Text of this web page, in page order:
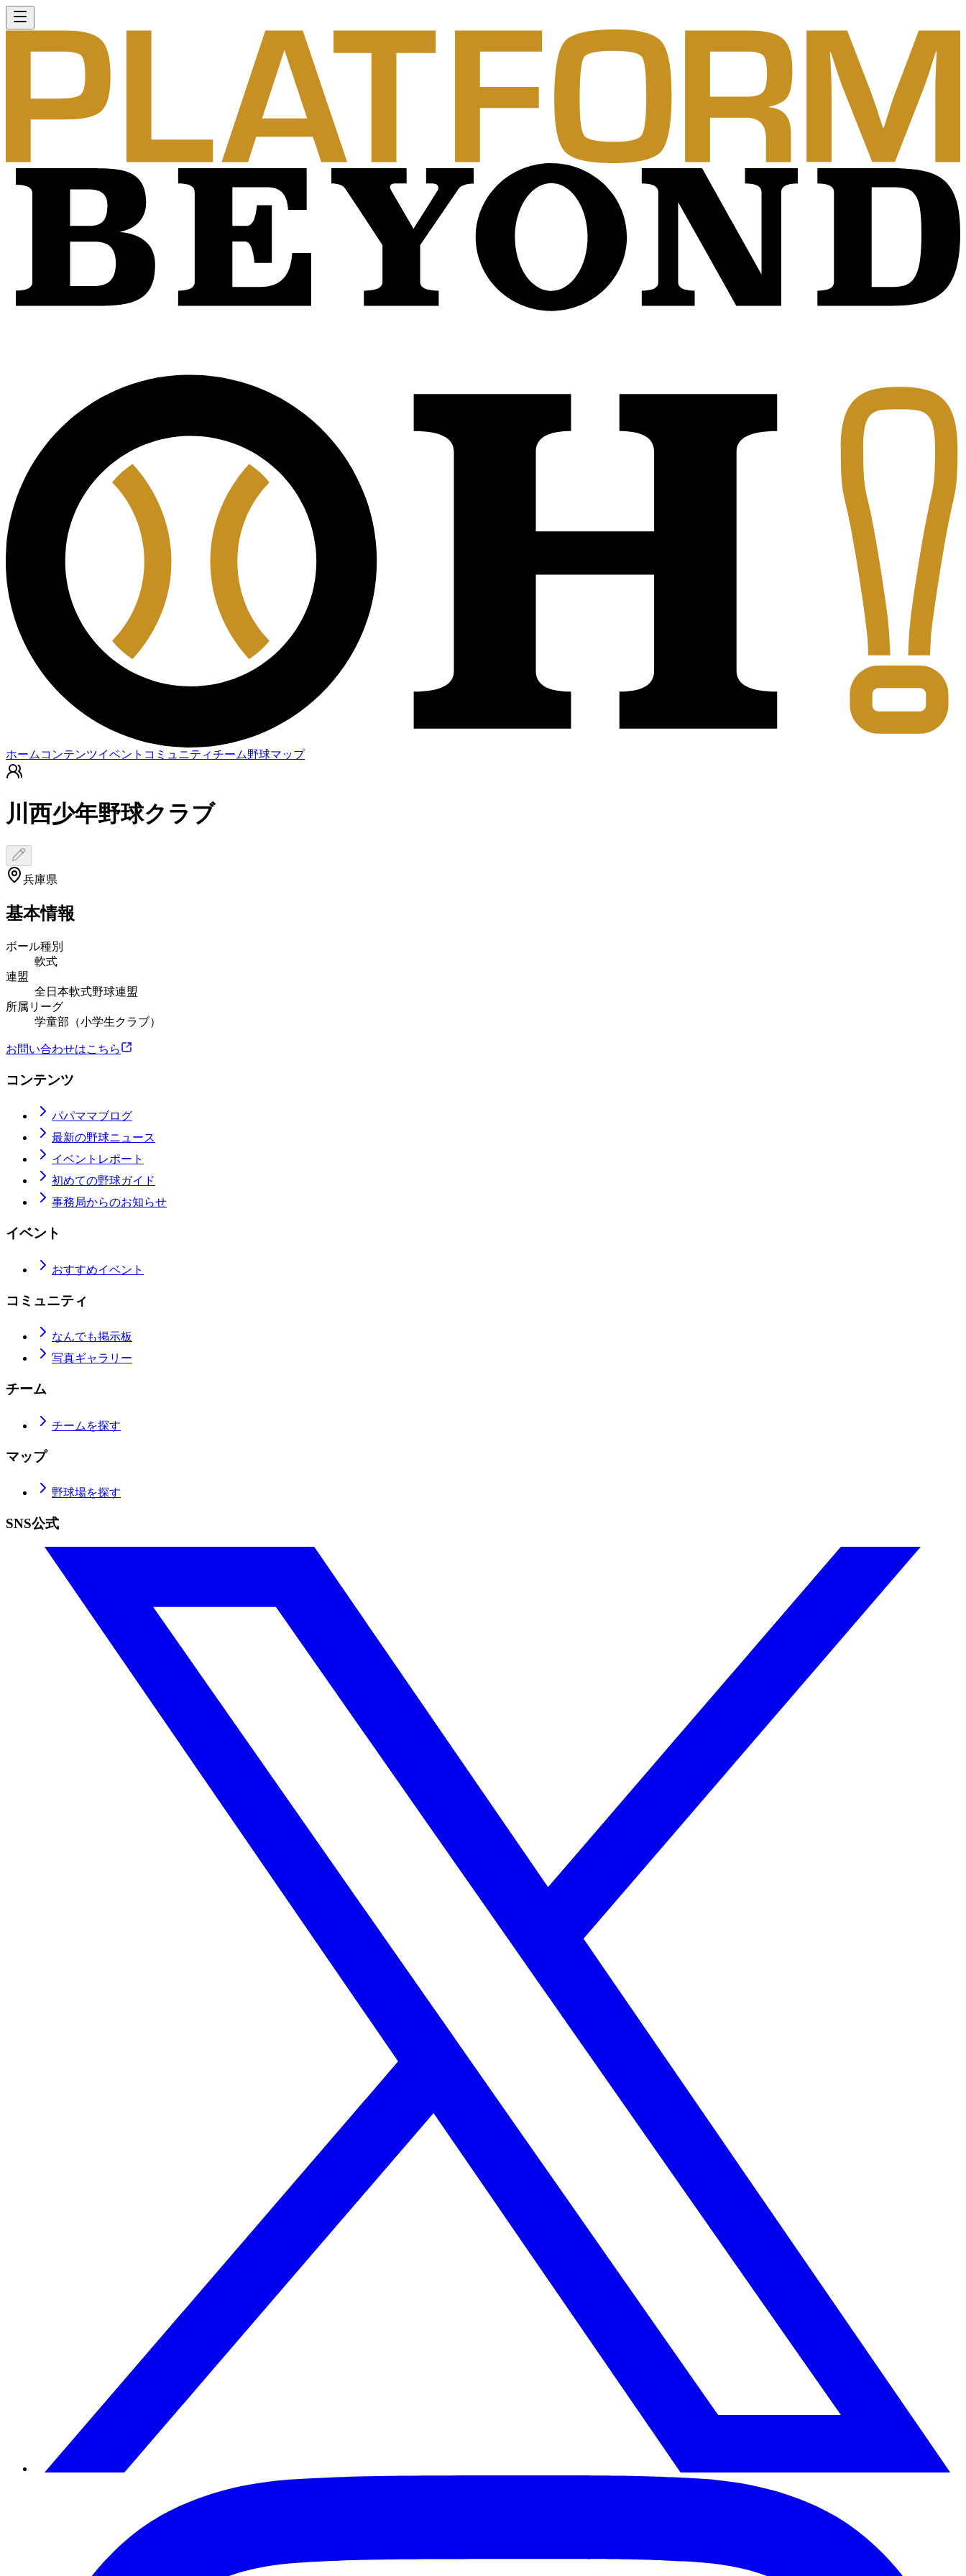
ホーム コンテンツイベント コミュニティチーム野球マップ
川西少年野球クラブ
兵庫県
基本情報
ボール種別
軟式
連盟
全日本軟式野球連盟
所属リーグ
学童部（小学生クラブ）
お問い合わせはこちら
コンテンツ
パパママブログ
最新の野球ニュース
イベントレポート
初めての野球ガイド
事務局からのお知らせ
イベント
おすすめイベント
コミュニティ
なんでも掲示板
写真ギャラリー
チーム
チームを探す
マップ
野球場を探す
SNS公式